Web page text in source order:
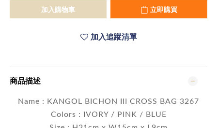
加入購物車 立即購買
加入追蹤清單
商品描述
Name : KANGOL BICHON III CROSS BAG 3267
Colors : IVORY / PINK / BLUE